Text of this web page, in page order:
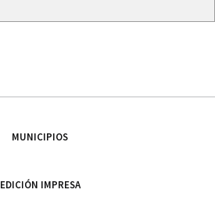
MUNICIPIOS
EDICIÓN IMPRESA